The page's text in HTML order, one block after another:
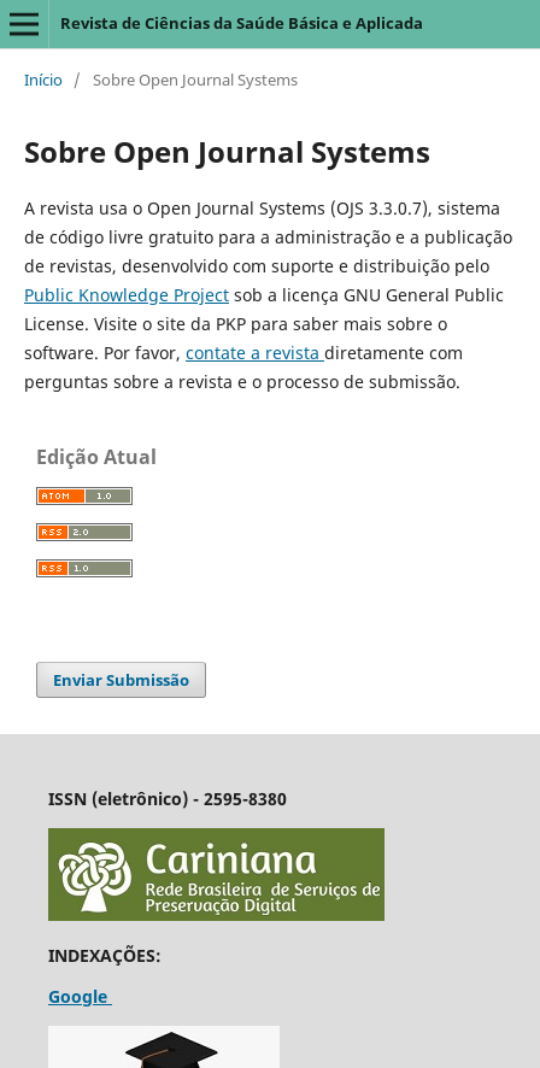
Revista de Ciências da Saúde Básica e Aplicada
Início / Sobre Open Journal Systems
Sobre Open Journal Systems
A revista usa o Open Journal Systems (OJS 3.3.0.7), sistema
de código livre gratuito para a administração e a publicação
de revistas, desenvolvido com suporte e distribuição pelo
Public Knowledge Projectsob a licença GNU General Public
License. Visite o site da PKP para saber mais sobre o
software. Por favor, contate a revista diretamente com
perguntas sobre a revista e o processo de submissão.
Edição Atual
Enviar Submissão
ISSN (eletrônico) - 2595-8380
INDEXAÇÕES:
Google